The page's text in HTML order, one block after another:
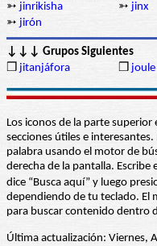
➳ jinrikisha ➳ jinx
➳ jirón
↓↓↓ Grupos Siguientes
❒ jitanjáfora ❒ joule
Los iconos de la parte
secciones útiles e
palabra usando el motor de
derecha de la pantalla. Escribe
dice “Busca aquí” y luego
dependiendo de tu teclado. El
para buscar contenido dentro
Última actualización: Viernes,